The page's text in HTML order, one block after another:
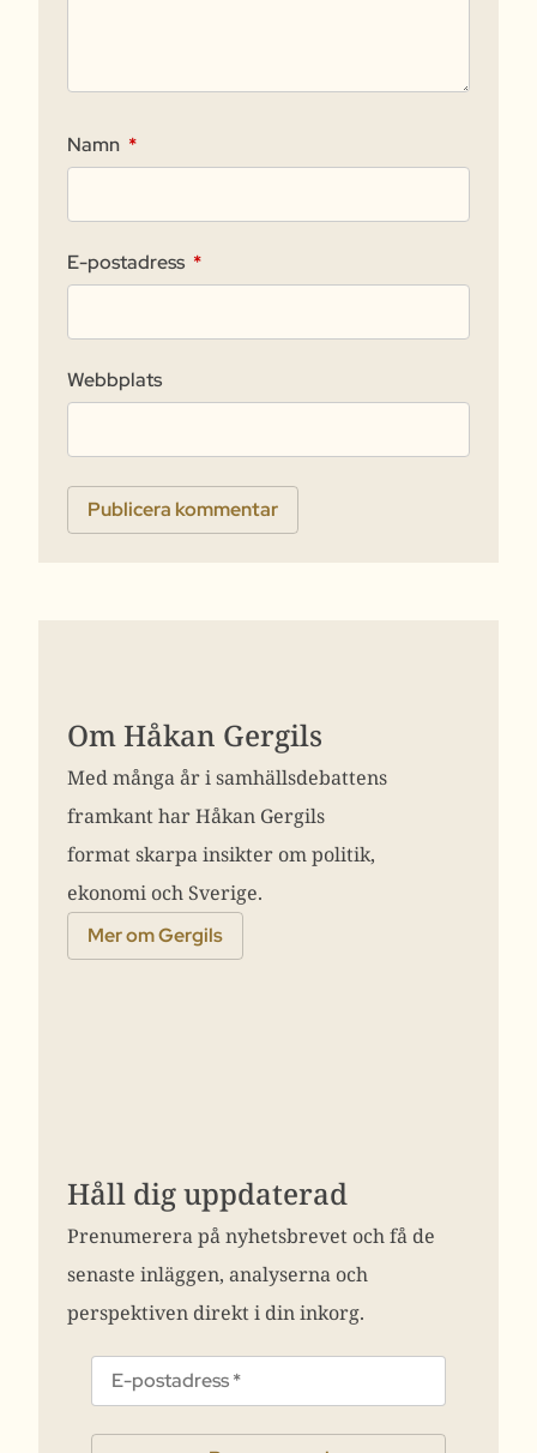
Namn *
E-postadress *
Webbplats
Om Håkan Gergils
Med många år i samhällsdebattens
framkant har Håkan Gergils
format skarpa insikter om politik,
ekonomi och Sverige.
Mer om Gergils
Håll dig uppdaterad
Prenumerera på nyhetsbrevet och få de
senaste inläggen, analyserna och
perspektiven direkt i din inkorg.